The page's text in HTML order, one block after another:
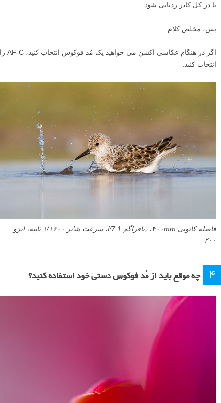
یا در کل کادر ردیابی شود.
پس، مخلص کلام:
اگر در هنگام عکاسی اکشن می خواهید یک مُد فوکوس انتخاب کنید، AF-C را
انتخاب کنید.
فاصله کانونی ۴۰۰mm، دیافراگم f/7.1، سرعت شاتر ۱/۱۶۰۰ ثانیه، ایزو
۲۰۰
۴ چه موقع باید از مُد فوکوس دستی خود استفاده کنید؟